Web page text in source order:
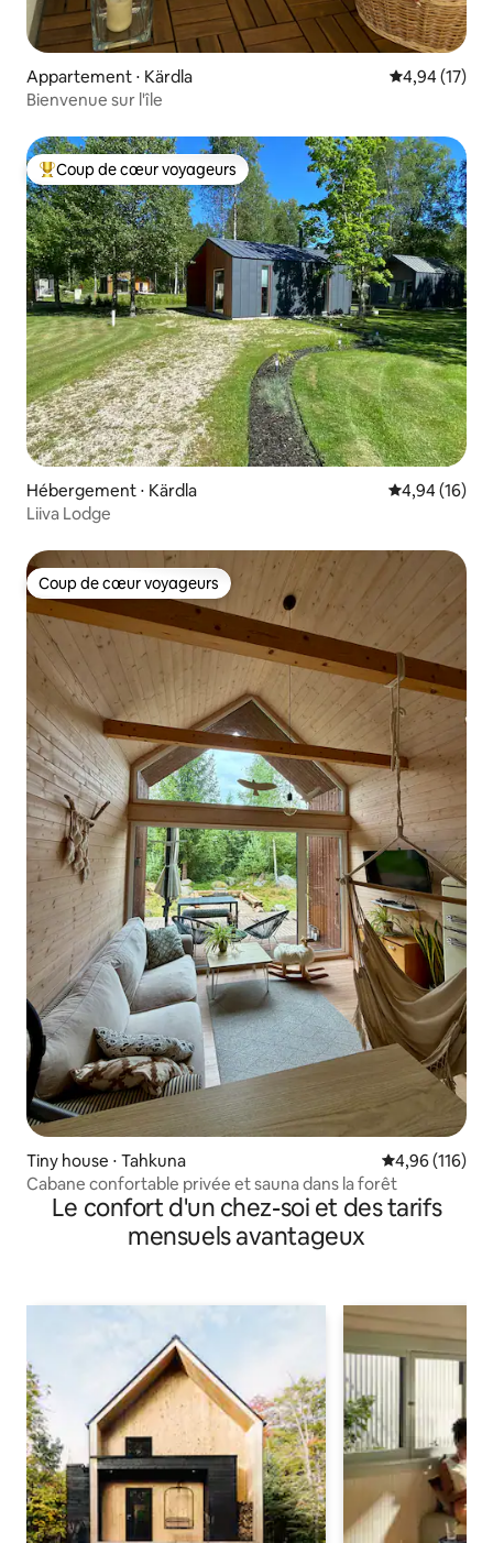
Appartement ⋅ Kärdla Évaluation
4,94 (17)
Bienvenue sur l'île
Coups de cœur voyageurs les plus appréciés
Coup de cœur voyageurs
Hébergement ⋅ Kärdla Évaluation
4,94 (16)
Liiva Lodge
Coup de cœur voyageurs
Coup de cœur voyageurs
Tiny house ⋅ Tahkuna Évaluation
4,96 (116)
Cabane confortable privée et sauna dans la forêt
Le confort d'un chez-soi et des tarifs
mensuels avantageux